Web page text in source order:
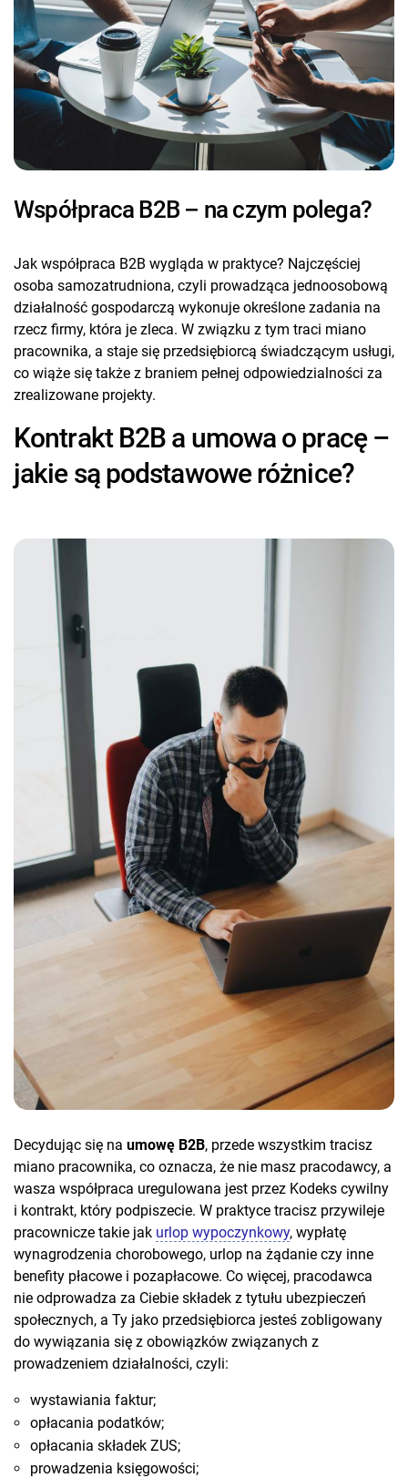
Współpraca B2B – na czym polega?
Jak współpraca B2B wygląda w praktyce? Najczęściej
osoba samozatrudniona, czyli prowadząca jednoosobową
działalność gospodarczą wykonuje określone zadania na
rzecz firmy, która je zleca. W związku z tym traci miano
pracownika, a staje się przedsiębiorcą świadczącym usługi,
co wiąże się także z braniem pełnej odpowiedzialności za
zrealizowane projekty.
Kontrakt B2B a umowa o pracę –
jakie są podstawowe różnice?
Decydując się na umowę B2B, przede wszystkim tracisz
miano pracownika, co oznacza, że nie masz pracodawcy, a
wasza współpraca uregulowana jest przez Kodeks cywilny
i kontrakt, który podpiszecie. W praktyce tracisz przywileje
pracownicze takie jak urlop wypoczynkowy, wypłatę
wynagrodzenia chorobowego, urlop na żądanie czy inne
benefity płacowe i pozapłacowe. Co więcej, pracodawca
nie odprowadza za Ciebie składek z tytułu ubezpieczeń
społecznych, a Ty jako przedsiębiorca jesteś zobligowany
do wywiązania się z obowiązków związanych z
prowadzeniem działalności, czyli:
wystawiania faktur;
opłacania podatków;
opłacania składek ZUS;
prowadzenia księgowości;